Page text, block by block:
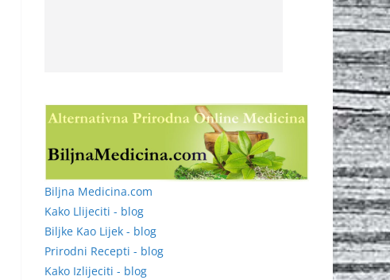
Biljna Medicina.com
Kako Llijeciti - blog
Biljke Kao Lijek - blog
Prirodni Recepti - blog
Kako Izlijeciti - blog